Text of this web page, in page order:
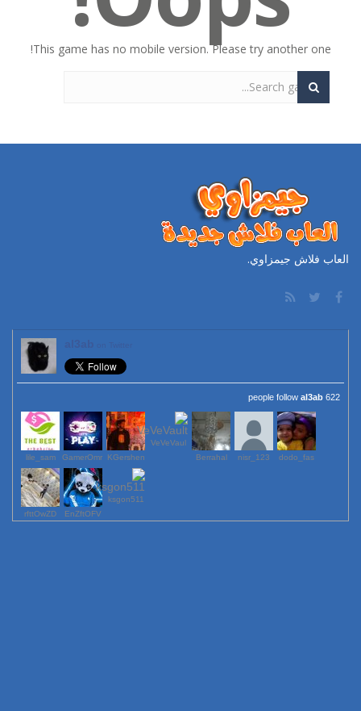
لعبة زوما الاقصر الفرعونية-لعبة زوما الاقصر الفرعونية بشكل وطريقة جديد. حول ان تصوب الكراتعلي 2 او اكثر من نفس اللون لتسقطهم ومهمتك في كل مرحلة ان تحرر...
لعبة سلة الفواكة -لعبة سلة الفواكةلعبة سلة الفواكة. لعبة ذكاء طريفة وسهلة للاطفال. كل ما عليك هوه تحريك العصاء لتجعل الفواكة تتدحرج وتسقط في...
فروتي كراش
الوجبات السريعة الجاهزة
لعبة الكرة العجيبة -لعبة الكرة العجيبة . انها لعبة كرة قدم ولاكن بطريقة جديدة. حاول تحريك اللاعب يمين ويسار وتمرير الكرة للامام حتي تصل الي المرمي...
This game has no mobile version. Please try another one!
العاب فلاش جيمزاوي.
622 people follow
al3ab
lile_sam GamerOmr KGershen
VeVeVaul
Berrahal
123_nisr dodo_fas
rfttOwZD EnZftOFV
ksgon511